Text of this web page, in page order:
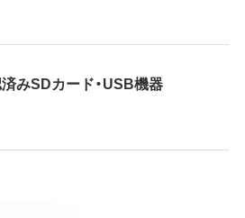
みSDカード・USB機器